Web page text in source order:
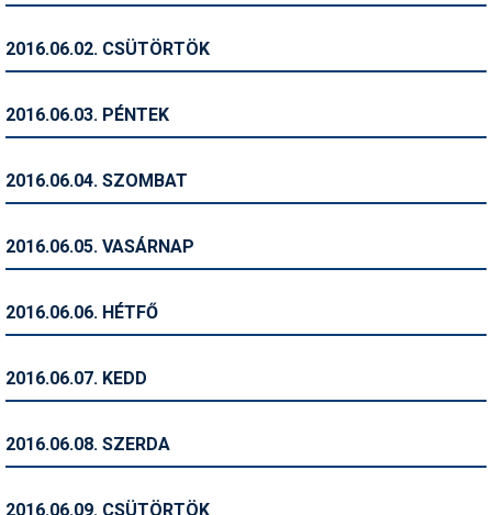
Ingatlan
Kerékpár
Magazinok
Pályázatok
2016.06.02. CSÜTÖRTÖK
2016.06.03. PÉNTEK
2016.06.04. SZOMBAT
2016.06.05. VASÁRNAP
2016.06.06. HÉTFŐ
2016.06.07. KEDD
2016.06.08. SZERDA
2016.06.09. CSÜTÖRTÖK